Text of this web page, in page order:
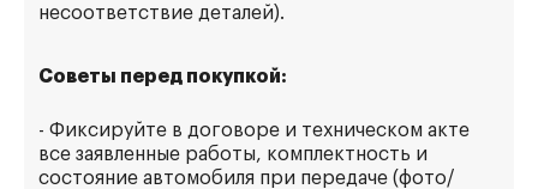
несоответствие деталей).
Советы перед покупкой:
- Фиксируйте в договоре и техническом акте
все заявленные работы, комплектность и
состояние автомобиля при передаче (фото/